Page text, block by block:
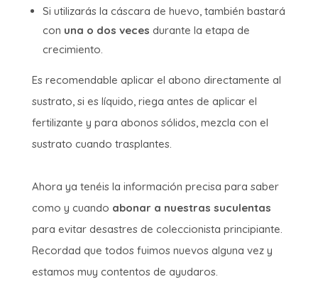
Si utilizarás la cáscara de huevo, también bastará
con una o dos veces durante la etapa de
crecimiento.
Es recomendable aplicar el abono directamente al
sustrato, si es líquido, riega antes de aplicar el
fertilizante y para abonos sólidos, mezcla con el
sustrato cuando trasplantes.
Ahora ya tenéis la información precisa para saber
como y cuando abonar a nuestras suculentas
para evitar desastres de coleccionista principiante.
Recordad que todos fuimos nuevos alguna vez y
estamos muy contentos de ayudaros.